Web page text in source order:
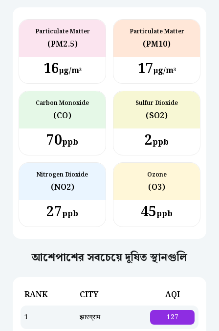
Particulate Matter
(PM2.5)
16µg/m³
Particulate Matter
(PM10)
17µg/m³
Carbon Monoxide
(CO)
70ppb
Sulfur Dioxide
(SO2)
2ppb
Nitrogen Dioxide
(NO2)
27ppb
Ozone
(O3)
45ppb
আশেপাশের সবচেয়ে দূষিত স্থানগুলি
RANK CITY AQI
1 झारग्राम 127